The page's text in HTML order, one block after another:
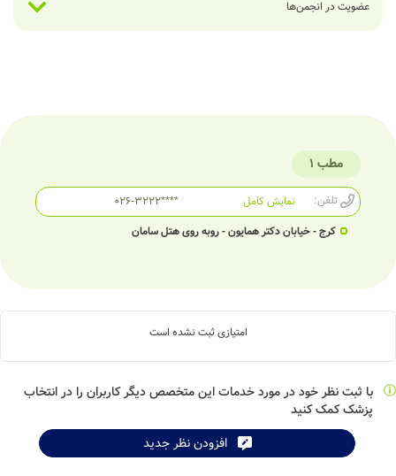
عضویت در انجمن‌ها
مطب 1
تلفن: 026-3222****
نمایش کامل
کرج - خیابان دکتر همایون - روبه روی هتل سامان
امتیازی ثبت نشده است
با ثبت نظر خود در مورد خدمات این متخصص دیگر کاربران را در انتخاب
پزشک کمک کنید
افزودن نظر جدید